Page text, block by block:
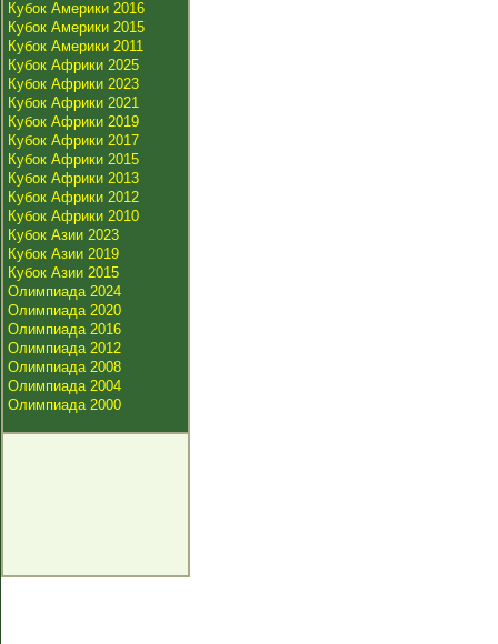
Кубок Америки 2016
Кубок Америки 2015
Кубок Америки 2011
Кубок Африки 2025
Кубок Африки 2023
Кубок Африки 2021
Кубок Африки 2019
Кубок Африки 2017
Кубок Африки 2015
Кубок Африки 2013
Кубок Африки 2012
Кубок Африки 2010
Кубок Азии 2023
Кубок Азии 2019
Кубок Азии 2015
Олимпиада 2024
Олимпиада 2020
Олимпиада 2016
Олимпиада 2012
Олимпиада 2008
Олимпиада 2004
Олимпиада 2000